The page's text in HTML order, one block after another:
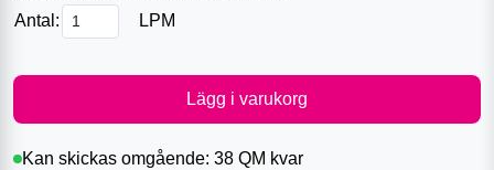
Antal: LPM
Lägg i varukorg
Kan skickas omgående: 38 QM kvar